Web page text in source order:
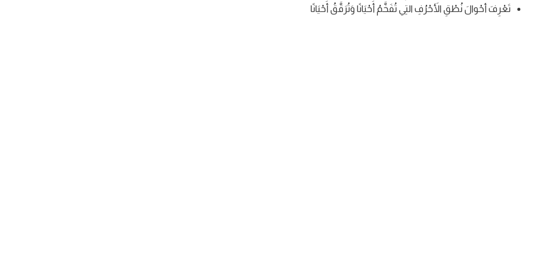
تَعْرِفَ أحْوالَ نُطْقِ الأَحْرُفِ التِي تُفَخَّمُ أَحْيَانًا وَتُرَقَّقُ أَحْيَانًا